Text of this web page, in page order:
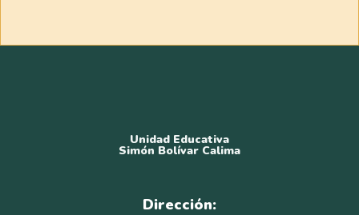
Unidad Educativa
Simón Bolívar Calima
Dirección: